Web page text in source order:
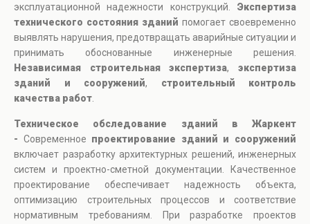
эксплуатационной надежности конструкций. Экспертиза
технического состояния зданий помогает своевременно
выявлять нарушения, предотвращать аварийные ситуации и
принимать обоснованные инженерные решения.
Независимая строительная экспертиза,экспертиза
зданий и сооружений, строительный контроль
качества работ
Техническое обследование зданий в Жаркент
- Современное проектирование зданий и сооружений
включает разработку архитектурных решений, инженерных
систем и проектно-сметной документации. Качественное
проектирование обеспечивает надежность объекта,
оптимизацию строительных процессов и соответствие
нормативным требованиям. При разработке проектов